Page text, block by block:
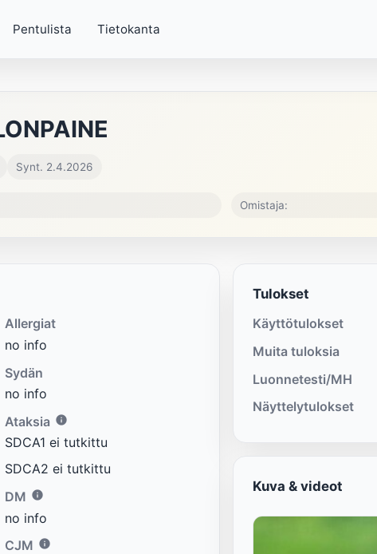
Pentulista Tietokanta
Synt. 2.4.2026
Omistaja:
Allergiat
no info
Sydän
no info
Ataksia
SDCA1 ei tutkittu
SDCA2 ei tutkittu
DM
no info
CJM
Tulokset
Käyttötulokset
Muita tuloksia
Luonnetesti/MH
Näyttelytulokset
Kuva & videot